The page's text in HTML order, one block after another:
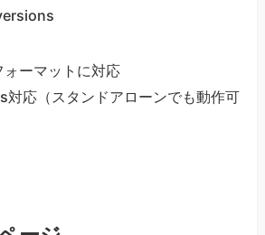
ーマットに対応
応（スタンドアローンでも動作可